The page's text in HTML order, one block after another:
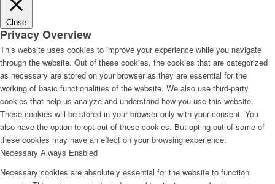
Close
Privacy Overview
This website uses cookies to improve your experience while you navigate
through the website. Out of these cookies, the cookies that are categorized
as necessary are stored on your browser as they are essential for the
working of basic functionalities of the website. We also use third-party
cookies that help us analyze and understand how you use this website.
These cookies will be stored in your browser only with your consent. You
also have the option to opt-out of these cookies. But opting out of some of
these cookies may have an effect on your browsing experience.
Necessary Always Enabled
Necessary cookies are absolutely essential for the website to function